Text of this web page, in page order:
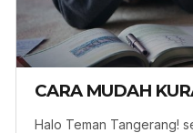
CARA MUDAH
Halo Teman Tangerang!